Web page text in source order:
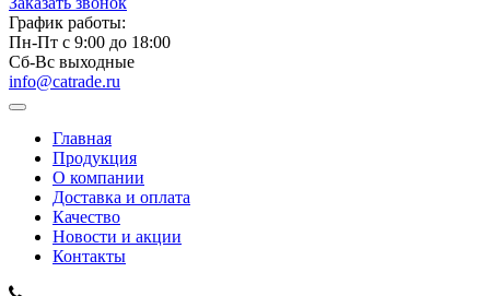
График работы:
Пн-Пт с 9:00 до 18:00
Сб-Вс выходные
info@catrade.ru
Главная
Продукция
О компании
Доставка и оплата
Качество
Новости и акции
Контакты